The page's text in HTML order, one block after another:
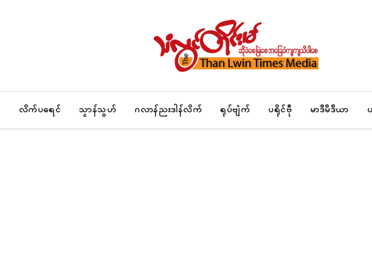
လိက်ပရေၚ် သၟာန်သွဟ် ဂလာန်ညးဒါန်လိက် ရုပ်ဗျံက် ပရိုၚ်ဗီု မာဒဳမဳဒဳယာ